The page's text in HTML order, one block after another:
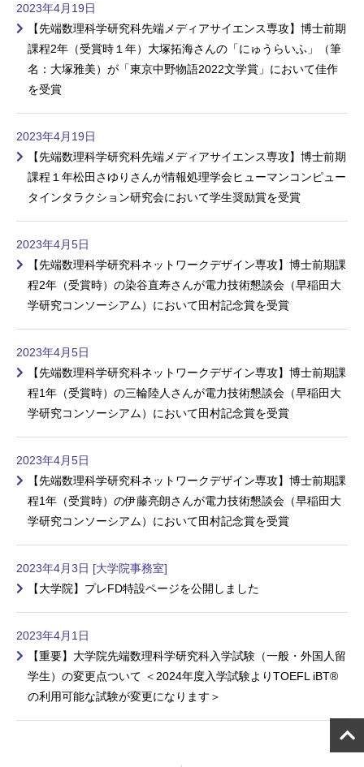
2023年4月19日
【先端数理科学研究科先端メディアサイエンス専攻】博士前期
課程2年（受賞時１年）大塚拓海さんの「にゅうらいふ」（筆
名：大塚雅美）が「東京中野物語2022文学賞」において佳作
を受賞
2023年4月19日
【先端数理科学研究科先端メディアサイエンス専攻】博士前期
課程１年松田さゆりさんが情報処理学会ヒューマンコンピュー
タインタラクション研究会において学生奨励賞を受賞
2023年4月5日
【先端数理科学研究科ネットワークデザイン専攻】博士前期課
程2年（受賞時）の染谷直寿さんが電力技術懇談会（早稲田大
学研究コンソーシアム）において田村記念賞を受賞
2023年4月5日
【先端数理科学研究科ネットワークデザイン専攻】博士前期課
程1年（受賞時）の三輪陸人さんが電力技術懇談会（早稲田大
学研究コンソーシアム）において田村記念賞を受賞
2023年4月5日
【先端数理科学研究科ネットワークデザイン専攻】博士前期課
程1年（受賞時）の伊藤亮朗さんが電力技術懇談会（早稲田大
学研究コンソーシアム）において田村記念賞を受賞
2023年4月3日 [大学院事務室]
【大学院】プレFD特設ページを公開しました
2023年4月1日
【重要】大学院先端数理科学研究科入学試験（一般・外国人留
学生）の変更点ついて ＜2024年度入学試験よりTOEFL iBT®
の利用可能な試験が変更になります＞